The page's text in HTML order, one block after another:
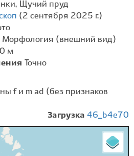
Щучий пруд
(2 сентября 2025 г.)
Морфология (внешний вид)
м
Точно
f и m ad (без признаков
Загрузка 46_b4e70